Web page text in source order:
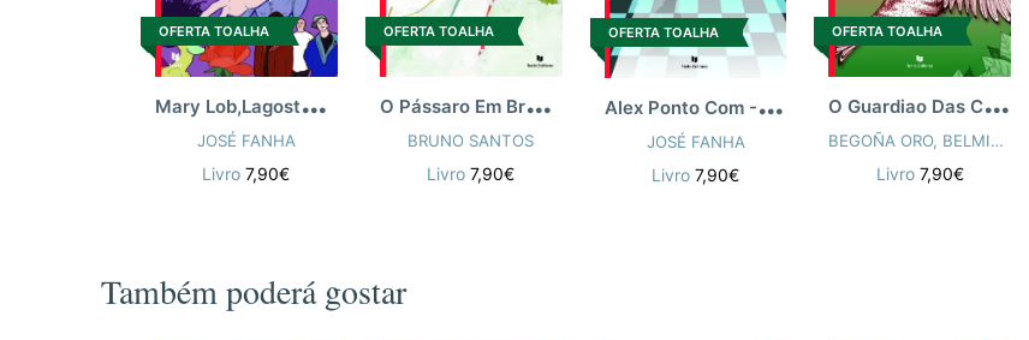
OFERTA TOALHA
M
ary Lob,Lagosta Assassina
JOSÉ FANHA
Livro7,90€
OFERTA TOALHA
O
Pássaro Em Branco E Outras Histórias
BRUNO SANTOS
Livro7,90€
OFERTA TOALHA
A
lex Ponto Com - Uma Avent Virtual
JOSÉ FANHA
Livro7,90€
OFERTA TOALHA
O
Guardiao Das Coisas Pequenas
BEGOÑA ORO, BELMIRA FERREIRA
Livro 7,90€
Também poderá gostar